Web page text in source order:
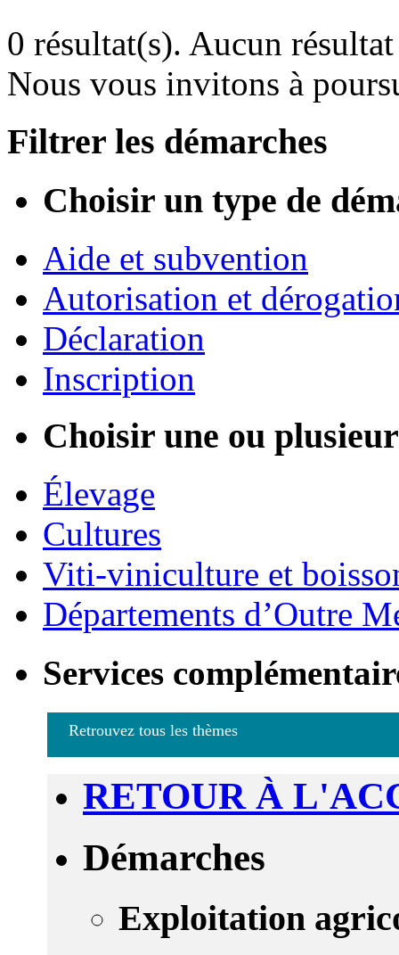
0 résultat(s). Aucun
Nous vous invitons à
Filtrer les démarches
Choisir un type de
Aide et subvention
Autorisation et
Déclaration
Inscription
Choisir une ou
Élevage
Cultures
Viti-viniculture et
Départements d’Outre
Services
Retrouvez tous les thèmes
RETOUR À
Démarches
Exploitation